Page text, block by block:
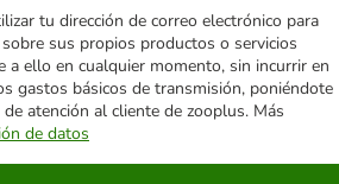
tu dirección de correo electrónico para
sus propios productos o servicios
a ello en cualquier momento, sin incurrir en
gastos básicos de transmisión, poniéndote
atención al cliente de zooplus. Más
de datos